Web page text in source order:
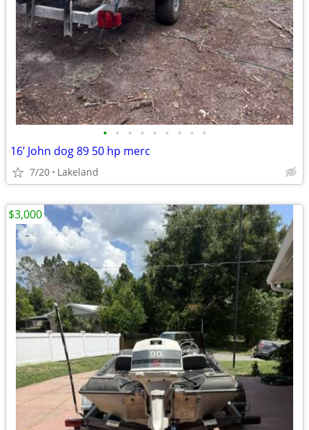
• • • • • • • • •
16’ John dog 89 50 hp merc
7/20 Lakeland
$3,000